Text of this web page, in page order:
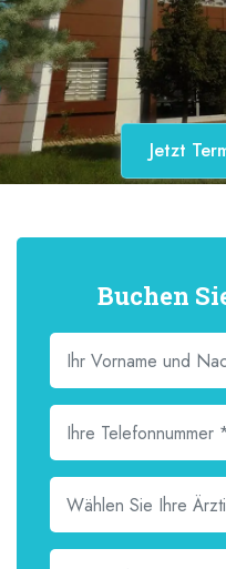
Jetzt
Buchen
Wählen Sie Ihre